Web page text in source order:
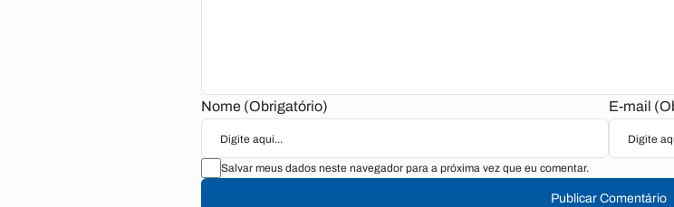
Nome (Obrigatório) E-mail
Salvar meus dados neste navegador para a próxima vez que eu comentar.
Publicar Comentário